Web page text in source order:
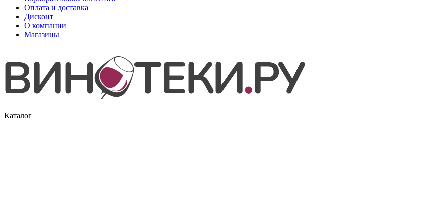
Оплата и доставка
Дисконт
О компании
Магазины
Каталог